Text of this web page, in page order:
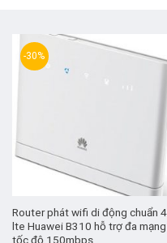
-30%
Router phát wifi di động chuẩn
lte Huawei B310 hỗ trợ đa mạng ,
tốc độ 150mbps